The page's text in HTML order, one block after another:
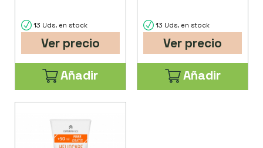
13 Uds. en stock
Ver precio
Añadir
13 Uds. en stock
Ver precio
Añadir